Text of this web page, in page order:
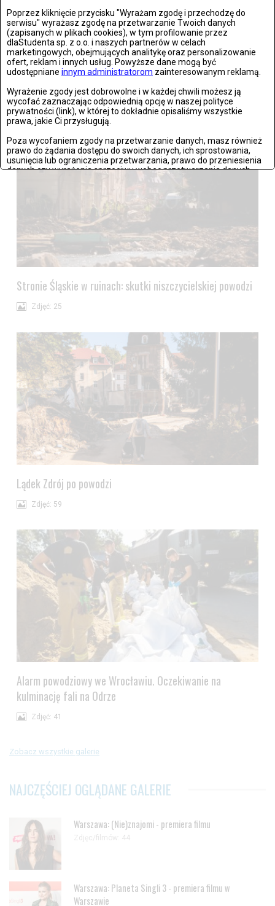
Poprzez kliknięcie przycisku "Wyrażam zgodę i przechodzę do
serwisu" wyrażasz zgodę na przetwarzanie Twoich danych
(zapisanych w plikach cookies), w tym profilowanie przez
dlaStudenta sp. z o.o. i naszych partnerów w celach
marketingowych, obejmujących analitykę oraz personalizowanie
ofert, reklam i innych usług. Powyższe dane mogą być
udostępniane innym administratorom zainteresowanym reklamą.
Wyrażenie zgody jest dobrowolne i w każdej chwili możesz ją
wycofać zaznaczając odpowiednią opcję w naszej polityce
prywatności (link), w której to dokładnie opisaliśmy wszystkie
prawa, jakie Ci przysługują.
Poza wycofaniem zgody na przetwarzanie danych, masz również
prawo do żądania dostępu do swoich danych, ich sprostowania,
usunięcia lub ograniczenia przetwarzania, prawo do przeniesienia
danych czy wyrażenia sprzeciwu wobec przetwarzania danych.
ustawień zaawansowanych
Wyrażam zgodę i przechodzę do serwisu
Wrocław: Romeo i Julia - próba prasowa we wrocławskim
Teatrze Capitol
Zdjęć: 26
Stronie Śląskie w ruinach: skutki niszczycielskiej powodzi
Zdjęć: 25
Lądek Zdrój po powodzi
Zdjęć: 59
Alarm powodziowy we Wrocławiu. Oczekiwanie na
kulminację fali na Odrze
Zdjęć: 41
Zobacz wszystkie galerie
NAJCZĘŚCIEJ OGLĄDANE GALERIE
Warszawa: (Nie)znajomi - premiera filmu
Zdjęc/filmów: 44
Warszawa: Planeta Singli 3 - premiera filmu w
Warszawie